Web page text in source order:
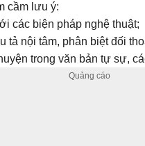
cầm lưu ý:
các biện pháp nghệ thuật;
nội tâm, phân biệt đối
trong văn bản tự sự,